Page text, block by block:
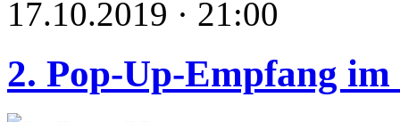
17.10.2019 · 21:00
2. Pop-Up-Empfang